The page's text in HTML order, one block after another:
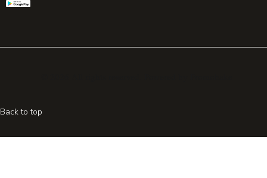
Back to top